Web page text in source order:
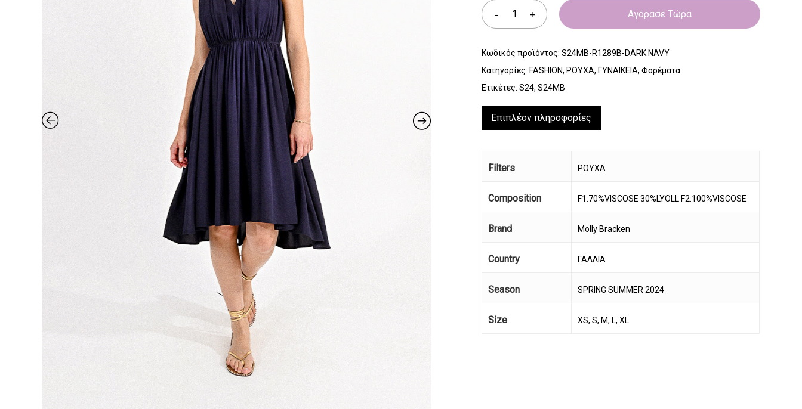
Αγόρασε Τώρα
Κωδικός προϊόντος:S24MB-R1289B-DARK NAVY
Κατηγορίες: FASHION, ΡΟΥΧΑ, ΓΥΝΑΙΚΕΙΑ,Φορέματα
Ετικέτες:S24,S24MB
Επιπλέον πληροφορίες
Filters ΡΟΥΧΑ
Composition F1:70%VISCOSE 30%LYOLL F2:100%VISCOSE
Brand Molly Bracken
Country ΓΑΛΛΙΑ
Season SPRING SUMMER 2024
Size XS, S, M, L, XL